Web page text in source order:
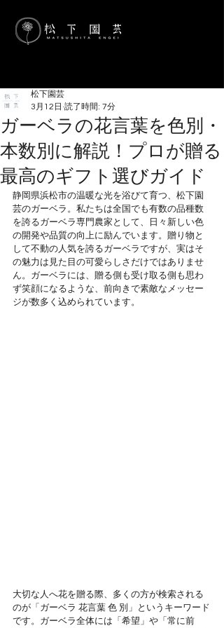
ガーベラの花言葉を色別・
本数別に解説！プロが贈る
最高のギフト選びガイド
松下園芸
3月12日 読了時間: 7分
静岡県浜松市の温暖な光を浴びて育つ、松下園
芸のガーベラ。私たちは全国でも有数の品種数
を誇るガーベラ専門農家として、日々新しい色
の開発や品質の向上に励んでいます。贈り物と
して不動の人気を誇るガーベラですが、実はそ
の魅力は見た目の可愛らしさだけではありませ
ん。ガーベラには、贈る側も受け取る側も思わ
ず笑顔になるような、前向きで素敵なメッセー
ジが数多く込められています。
大切な人へ花を贈る際、多くの方が検索される
のが「ガーベラ 花言葉 色 別」というキーワード
です。ガーベラ全体には「希望」や「常に前